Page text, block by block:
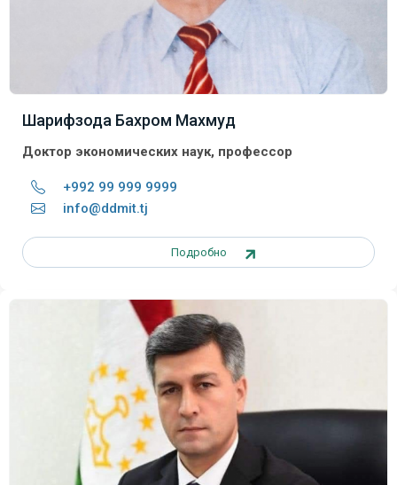
Шарифзода Бахром Махмуд
Доктор экономических наук, профессор
+992 99 999 9999
info@ddmit.tj
Подробно